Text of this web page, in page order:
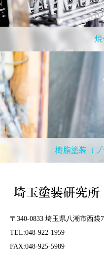
焼
樹脂塗装（プ
〒340-0833 埼玉県八潮市西袋
TEL:048-922-1959
FAX:048-925-5989